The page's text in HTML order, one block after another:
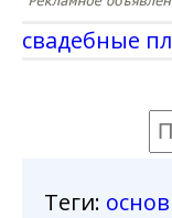
свадебные
Теги: